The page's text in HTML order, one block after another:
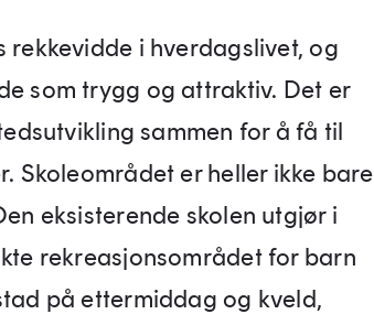
i hverdagslivet, og
som trygg og attraktiv. Det er
sammen for å få til
Skoleområdet er heller ikke bare
eksisterende skolen utgjør i
rekreasjonsområdet for barn
på ettermiddag og kveld,